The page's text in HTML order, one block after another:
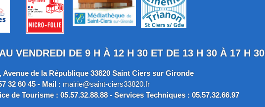
VENDREDI DE 9 H À 12 H 30 ET DE 13 H 30 À 17 H 30
Avenue de la République 33820 Saint Ciers sur Gironde
32 60 45 - Mail : mairie@saint-ciers33820.fr
de Tourisme : 05.57.32.88.88 - Services Techniques : 05.57.32.66.97